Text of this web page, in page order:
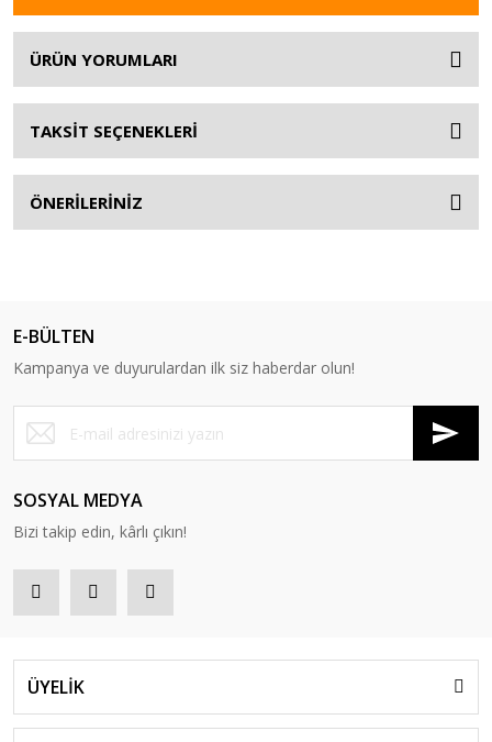
ÜRÜN YORUMLARI
TAKSİT SEÇENEKLERİ
ÖNERİLERİNİZ
E-BÜLTEN
Kampanya ve duyurulardan ilk siz haberdar olun!
SOSYAL MEDYA
Bizi takip edin, kârlı çıkın!
ÜYELİK